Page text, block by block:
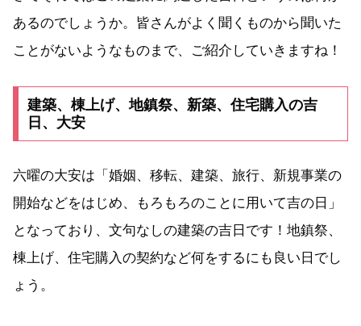
あるのでしょうか。皆さんがよく聞くものから聞いた
ことがないようなものまで、ご紹介していきますね！
建築、棟上げ、地鎮祭、新築、住宅購入の吉
日、大安
六曜の大安は「婚姻、移転、建築、旅行、新規事業の
開始などをはじめ、もろもろのことに用いて吉の日」
となっており、文句なしの建築の吉日です！地鎮祭、
棟上げ、住宅購入の契約など何をするにも良い日でし
ょう。